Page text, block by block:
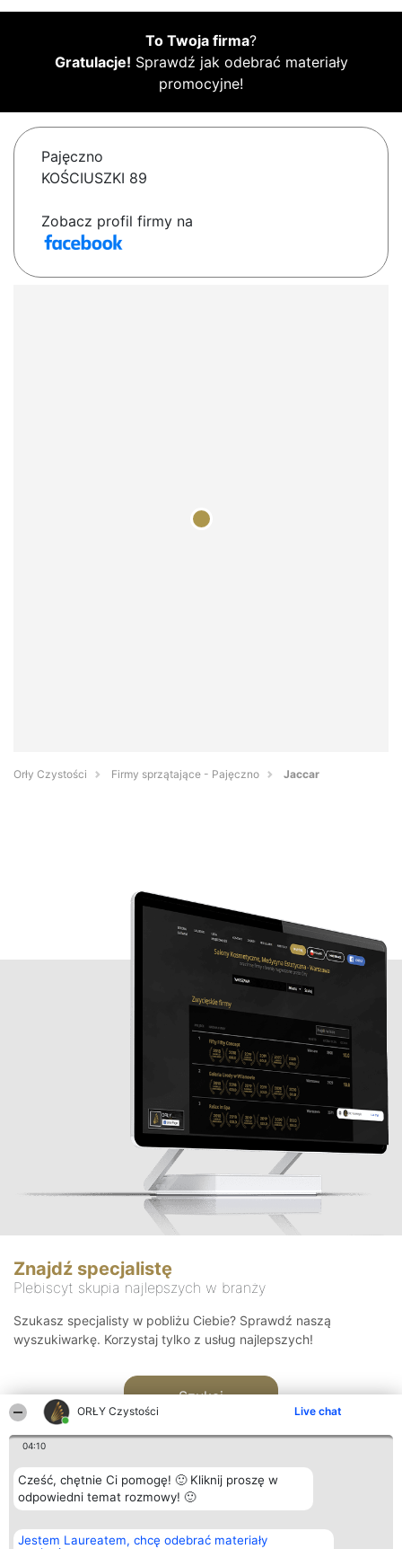
ORŁY Czystości Live chat
04:10
Cześć, chętnie Ci pomogę! 🙂 Kliknij proszę w
odpowiedni temat rozmowy! 🙂
Jestem Laureatem, chcę odebrać materiały
To Twoja firma?
Gratulacje! Sprawdź jak odebrać materiały
promocyjne!
Pajęczno
KOŚCIUSZKI 89
Zobacz profil firmy na
Orły Czystości Firmy sprzątające - Pajęczno Jaccar
Znajdź specjalistę
Plebiscyt skupia najlepszych w branży
Szukasz specjalisty w pobliżu Ciebie? Sprawdź naszą
wyszukiwarkę. Korzystaj tylko z usług najlepszych!
Szukaj
Organizator plebiscytu
Bright Side Solutions sp. z o.
Plebiscyt
Laureaci
Kontakt
Kontakt